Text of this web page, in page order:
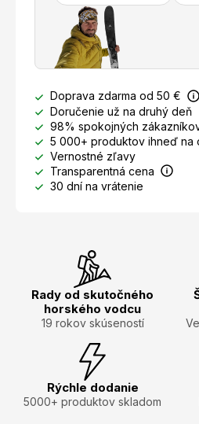
Doprava zdarma od 50 €
Doručenie už na druhý deň
98% spokojných
5 000+ produktov ihneď na
Vernostné zľavy
Transparentná cena
30 dní na vrátenie
Rady od skutočného
horského vodcu
19 rokov skúseností
Rýchle dodanie
5000+ produktov skladom